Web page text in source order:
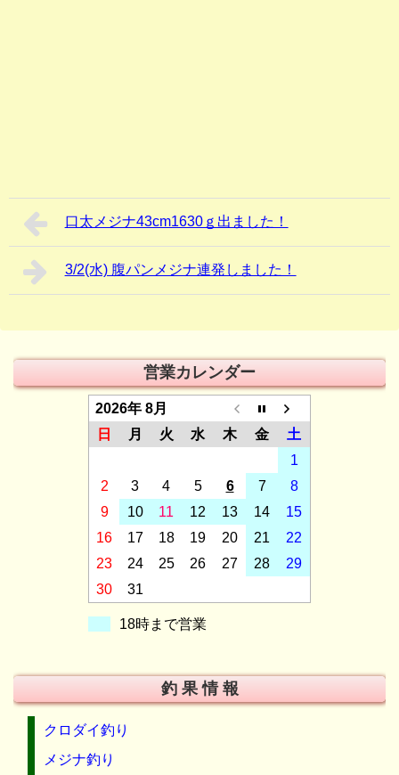
口太メジナ43cm1630ｇ出ました！
3/2(水) 腹パンメジナ連発しました！
営業カレンダー
2026年 8月
日
月 火 水 木 金
土
1
2
3 4 5 6 7
8
9
10 11 12 13 14
15
16
17 18 19 20 21
22
23
24 25 26 27 28
29
30
31
18時まで営業
釣 果 情 報
クロダイ釣り
メジナ釣り